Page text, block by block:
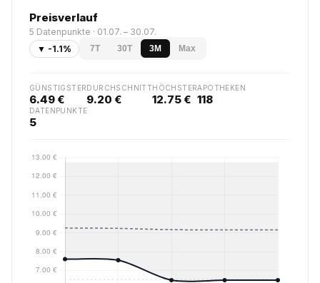
Preisverlauf
5 Datenpunkte · 01.07. – 30.07.
▼ -1.1%
7T 30T 3M Max
GÜNSTIGSTER
6.49 €
DURCHSCHNITT
9.20 €
HÖCHSTER
12.75 €
APOTHEKEN
118
DATENPUNKTE
5